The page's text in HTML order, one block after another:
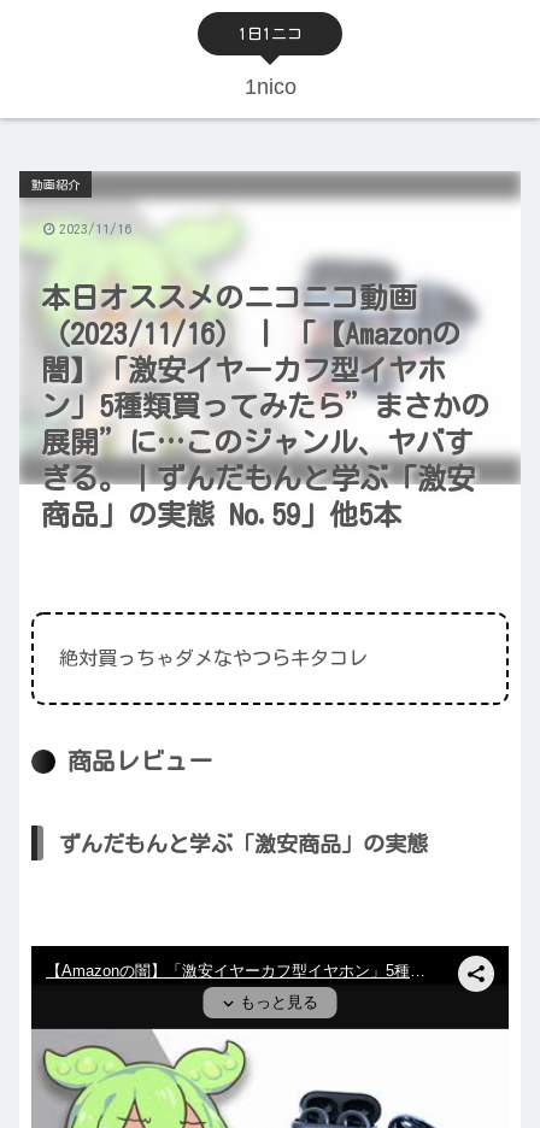
1日1ニコ
1nico
本日オススメのニコニコ動画
（2023/11/16） | 「【Amazonの
闇】「激安イヤーカフ型イヤホ
ン」5種類買ってみたら”まさかの
展開”に…このジャンル、ヤバす
ぎる。｜ずんだもんと学ぶ「激安
商品」の実態 No.59」他5本
動画紹介
2023/11/16
絶対買っちゃダメなやつらキタコレ
商品レビュー
ずんだもんと学ぶ「激安商品」の実態